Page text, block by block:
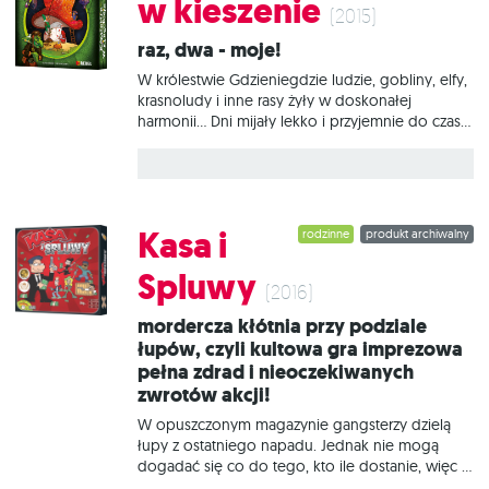
możemy odpowiadać! Dzięki przyjemnym,
czytelnym grafikom oraz uproszczonym zasadom
do zabawy w Jungle Speed możemy zaprosić
dzieci od 4 roku życia. To doskonałe
wprowadzenie do kolejnych tytułów oraz
świetny trening spostrzegawczości i koordynacji.
w kieszenie (2015)
Raz, dwa - moje!
W królestwie Gdzieniegdzie ludzie, gobliny, elfy,
krasnoludy i inne rasy żyły w doskonałej
harmonii… Dni mijały lekko i przyjemnie do czasu,
przedstawiciela i to właśnie Wy, gracze, wcielacie
się w ich role. Klejnoty są cenne, więc nie będzie
Wszystkie ruchy są dozwolone, włączając w to
podkradanie kamieni zebranych przez innych
śmiałków, więc miejcie się na baczności…
Kamienie w kieszenie to szybka, prosta gra,
zasady da się wytłumaczyć w mniej
produkt archiwalny
rodzinne
Kasa i
Spluwy (2016)
Mordercza kłótnia przy podziale
łupów, czyli kultowa gra imprezowa
pełna zdrad i nieoczekiwanych
zwrotów akcji!
W opuszczonym magazynie gangsterzy dzielą
łupy z ostatniego napadu. Jednak nie mogą
dogadać się co do tego, kto ile dostanie, więc w